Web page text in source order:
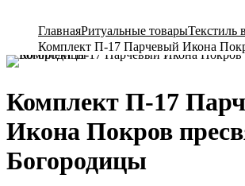
ГлавнаяРитуальные товарыТекстиль
Комплект П-17
Икона Покров
Богородицы